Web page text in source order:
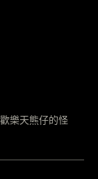
樂天熊仔的怪